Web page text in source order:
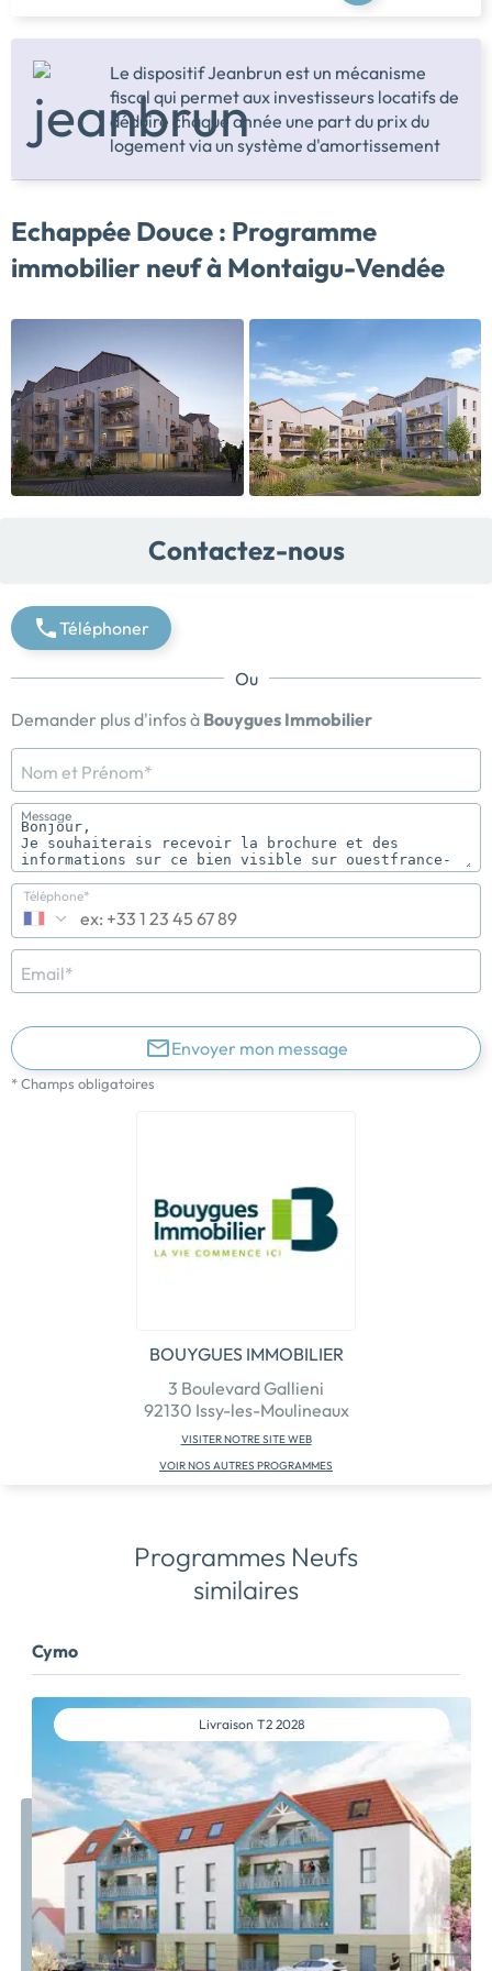
Le dispositif Jeanbrun est un mécanisme
fiscal qui permet aux investisseurs locatifs de
déduire chaque année une part du prix du
logement via un système d'amortissement
Echappée Douce : Programme
immobilier neuf à Montaigu-Vendée
Contactez-nous
BOUYGUES IMMOBILIER
3 Boulevard Gallieni
92130 Issy-les-Moulineaux
VISITER NOTRE SITE WEB
VOIR NOS AUTRES PROGRAMMES
Téléphoner
Ou
Demander plus d'infos à Bouygues Immobilier
Nom et Prénom*
Message
Téléphone*
Email*
Envoyer mon message
* Champs obligatoires
Programmes Neufs
similaires
Cymo
Livraison T2 2028